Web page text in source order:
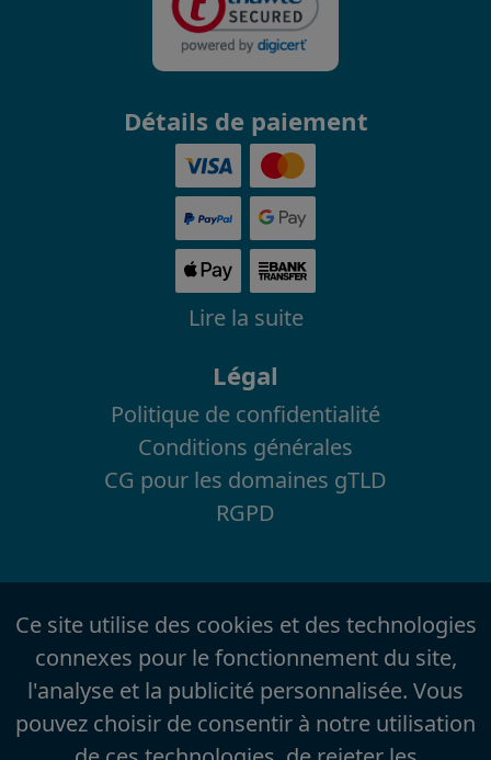
Détails de paiement
Lire la suite
Légal
Politique de confidentialité
Conditions générales
CG pour les domaines gTLD
RGPD
Ce site utilise des cookies et des technologies
connexes pour le fonctionnement du site,
l'analyse et la publicité personnalisée. Vous
pouvez choisir de consentir à notre utilisation